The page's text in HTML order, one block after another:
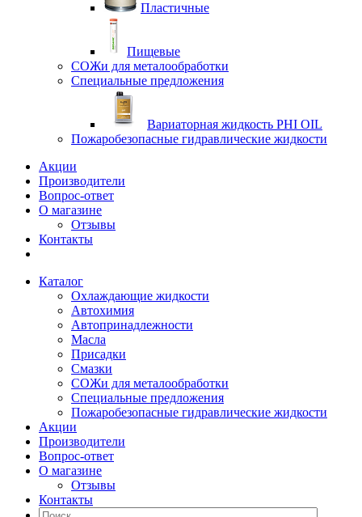
Пластичные
Пищевые
СОЖи для металообработки
Специальные предложения
Вариаторная жидкость PHI OIL
Пожаробезопасные гидравлические жидкости
Акции
Производители
Вопрос-ответ
О магазине
Отзывы
Контакты
Каталог
Охлаждающие жидкости
Автохимия
Автопринадлежности
Масла
Присадки
Смазки
СОЖи для металообработки
Специальные предложения
Пожаробезопасные гидравлические жидкости
Акции
Производители
Вопрос-ответ
О магазине
Отзывы
Контакты